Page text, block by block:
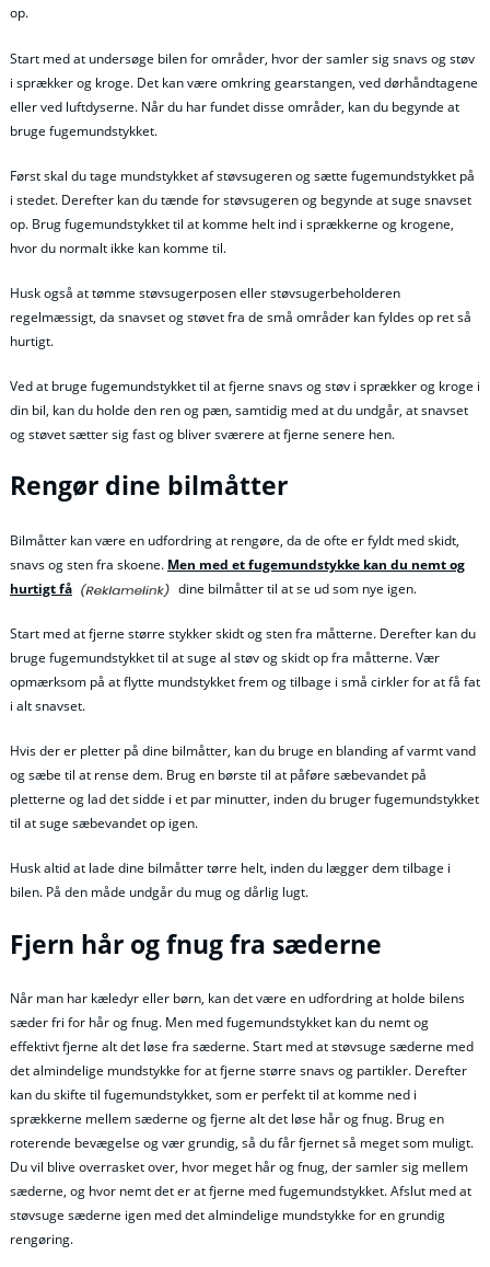
op.
Start med at undersøge bilen for områder, hvor der samler sig snavs og støv
i sprækker og kroge. Det kan være omkring gearstangen, ved dørhåndtagene
eller ved luftdyserne. Når du har fundet disse områder, kan du begynde at
bruge fugemundstykket.
Først skal du tage mundstykket af støvsugeren og sætte fugemundstykket på
i stedet. Derefter kan du tænde for støvsugeren og begynde at suge snavset
op. Brug fugemundstykket til at komme helt ind i sprækkerne og krogene,
hvor du normalt ikke kan komme til.
Husk også at tømme støvsugerposen eller støvsugerbeholderen
regelmæssigt, da snavset og støvet fra de små områder kan fyldes op ret så
hurtigt.
Ved at bruge fugemundstykket til at fjerne snavs og støv i sprækker og kroge i
din bil, kan du holde den ren og pæn, samtidig med at du undgår, at snavset
og støvet sætter sig fast og bliver sværere at fjerne senere hen.
Rengør dine bilmåtter
Bilmåtter kan være en udfordring at rengøre, da de ofte er fyldt med skidt,
snavs og sten fra skoene. Men med et fugemundstykke kan du nemt og
hurtigt få
dine bilmåtter til at se ud som nye igen.
Start med at fjerne større stykker skidt og sten fra måtterne. Derefter kan du
bruge fugemundstykket til at suge al støv og skidt op fra måtterne. Vær
opmærksom på at flytte mundstykket frem og tilbage i små cirkler for at få fat
i alt snavset.
Hvis der er pletter på dine bilmåtter, kan du bruge en blanding af varmt vand
og sæbe til at rense dem. Brug en børste til at påføre sæbevandet på
pletterne og lad det sidde i et par minutter, inden du bruger fugemundstykket
til at suge sæbevandet op igen.
Husk altid at lade dine bilmåtter tørre helt, inden du lægger dem tilbage i
bilen. På den måde undgår du mug og dårlig lugt.
Fjern hår og fnug fra sæderne
Når man har kæledyr eller børn, kan det være en udfordring at holde bilens
sæder fri for hår og fnug. Men med fugemundstykket kan du nemt og
effektivt fjerne alt det løse fra sæderne. Start med at støvsuge sæderne med
det almindelige mundstykke for at fjerne større snavs og partikler. Derefter
kan du skifte til fugemundstykket, som er perfekt til at komme ned i
sprækkerne mellem sæderne og fjerne alt det løse hår og fnug. Brug en
roterende bevægelse og vær grundig, så du får fjernet så meget som muligt.
Du vil blive overrasket over, hvor meget hår og fnug, der samler sig mellem
sæderne, og hvor nemt det er at fjerne med fugemundstykket. Afslut med at
støvsuge sæderne igen med det almindelige mundstykke for en grundig
rengøring.